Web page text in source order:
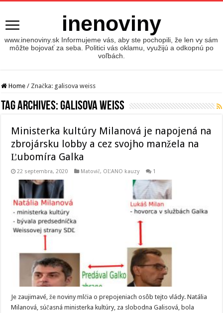
inenoviny
www.inenoviny.sk Informujeme vás, aby ste pochopili, že len vy sám
môžte bojovať za seba. Politici vás oklamu, využijú a odkopnú po
voľbách.
Home / Značka: galisova weiss
Tag Archives:galisova weiss
Ministerka kultúry Milanová je napojená na
zbrojársku lobby a cez svojho manžela na
Ľubomíra Galka
22 septembra, 2020 Matovič, OĽANO kauzy 1
Je zaujimavé, že noviny mlčia o prepojeniach osôb tejto vlády. Natália
Milanová, súčasná ministerka kultúry, za slobodna Galisová, bola